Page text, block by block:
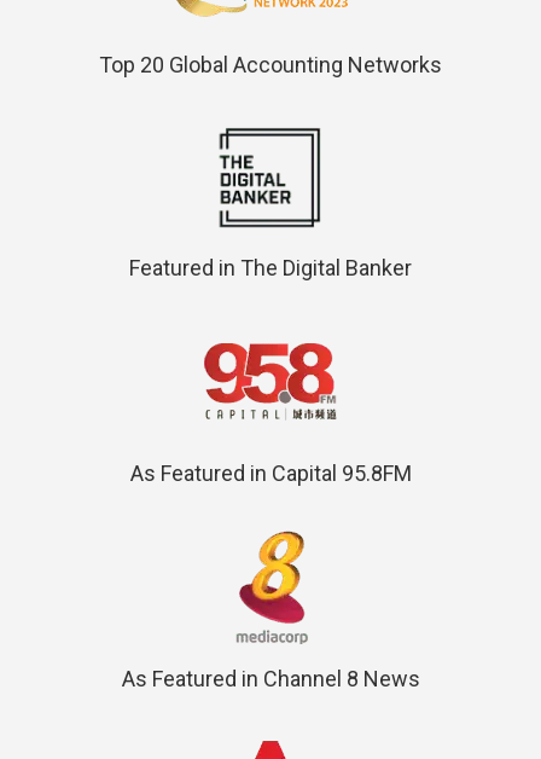
Top 20 Global Accounting Networks
Featured in The Digital Banker
As Featured in Capital 95.8FM
As Featured in Channel 8 News